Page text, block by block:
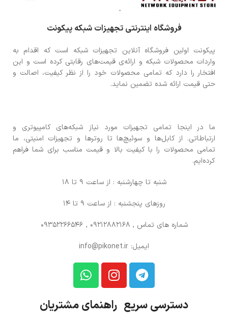
فروشگاه اینترنتی تجهیزات شبکه پیکونت
پیکونت اولین فروشگاه آنلاین تجهیزات شبکه است که اقدام به
واردات محصولات شبکه و ارائه‌ی قیمت‌های رقابتی کرده است و این
افتخار را دارد که تمامی محصولات خود را از نظر کیفیت، اصالت و
حتی قیمت ارائه شده تضمین نماید.
ما در اینجا تمامی تجهیزات مورد نیاز شبکه‌های کامپیوتری و
ارتباطاتی. از کابل‌ها و سوئیچ‌ها تا روترها و تجهیزات امنیتی، ما
تمامی محصولات را با کیفیت بالا و قیمت مناسب برای شما فراهم
کرده‌ایم.
شنبه تا چهارشنبه : از ساعت 9 تا 18
روزهای پنجشنبه : از ساعت 9 تا 14
شماره های تماس , 09212882168 , 09352266546
ایمیل: info@pikonet.ir
دسترسی سریع راهنمای مشتریان